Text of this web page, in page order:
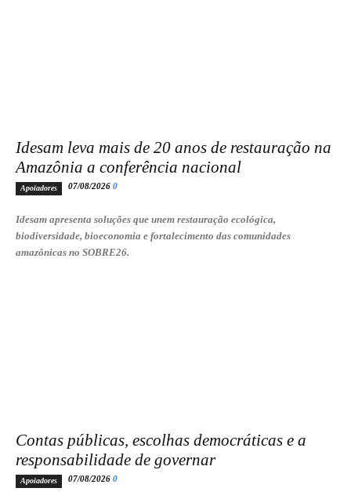
Idesam leva mais de 20 anos de restauração na
Amazônia a conferência nacional
Apoiadores 07/08/2026 0
Idesam apresenta soluções que unem restauração ecológica,
biodiversidade, bioeconomia e fortalecimento das comunidades
amazônicas no SOBRE26.
Contas públicas, escolhas democráticas e a
responsabilidade de governar
Apoiadores 07/08/2026 0